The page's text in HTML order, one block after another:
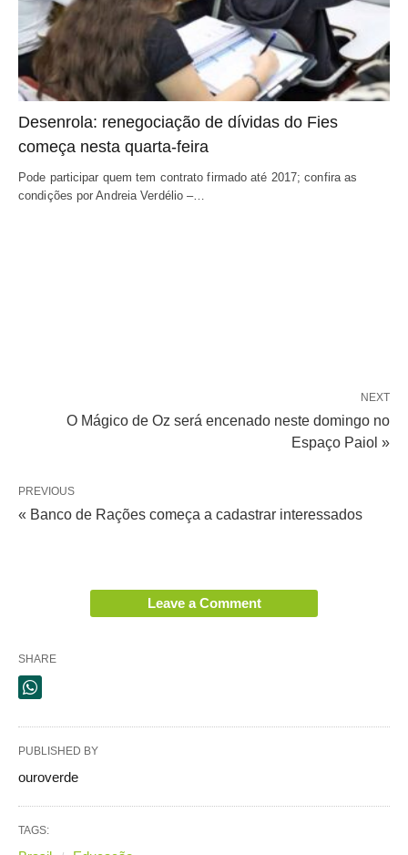
Desenrola: renegociação de dívidas do Fies
começa nesta quarta-feira
Pode participar quem tem contrato firmado até 2017; confira as
condições por Andreia Verdélio –…
NEXT
O Mágico de Oz será encenado neste domingo no
Espaço Paiol »
PREVIOUS
« Banco de Rações começa a cadastrar interessados
Leave a Comment
SHARE
PUBLISHED BY
ouroverde
TAGS: